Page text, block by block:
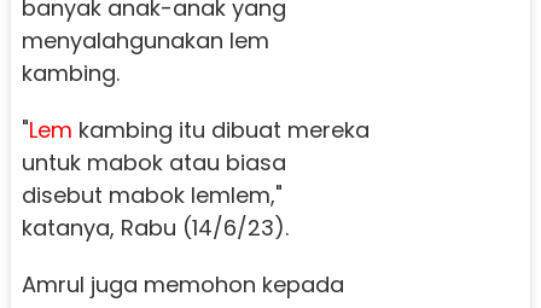
banyak anak-anak yang
menyalahgunakan lem
kambing.
"Lem kambing itu dibuat mereka
untuk mabok atau biasa
disebut mabok lemlem,"
katanya, Rabu (14/6/23).
Amrul juga memohon kepada